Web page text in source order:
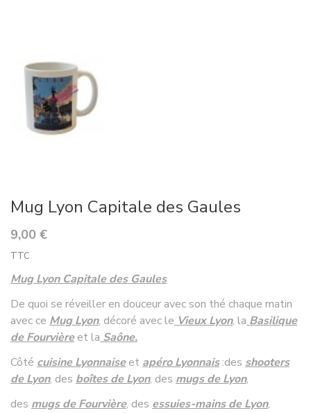
Mug Lyon Capitale des Gaules
9,00 €
TTC
Mug Lyon Capitale des Gaules
De quoi se réveiller en douceur avec son thé chaque matin
avec ce Mug Lyon, décoré avec le Vieux Lyon, la Basilique
de Fourvièreet la Saône.
Côté cuisine Lyonnaiseet apéro Lyonnais:des shooters
de Lyon, des boîtes de Lyon, des mugs de Lyon,
des mugs de Fourvière, des essuies-mains de Lyon,